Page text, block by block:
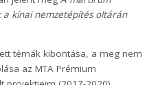
a kínai nemzetépítés oltárán
témák kibontása, a meg nem
az MTA Prémium